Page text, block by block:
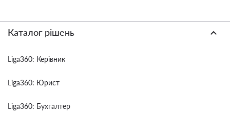
Каталог рішень
Liga360: Керівник
Liga360: Юрист
Liga360: Бухгалтер